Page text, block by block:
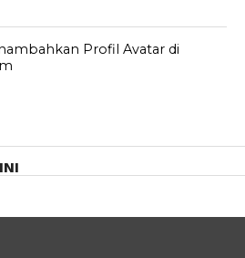
Profil Avatar di